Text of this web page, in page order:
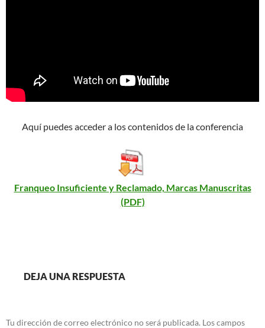
Aquí puedes acceder a los contenidos de la conferencia
Franqueo Insuficiente y Reclamado, Marcas Manuscritas
(PDF)
DEJA UNA RESPUESTA
Tu dirección de correo electrónico no será publicada. Los campos